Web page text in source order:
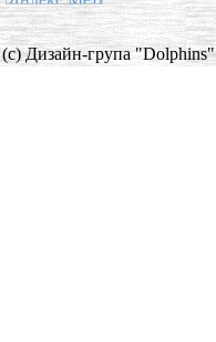
(c) Дизайн-група "Dolphins"